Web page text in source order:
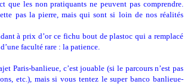
que les non pratiquants ne peuvent pas comprendre.
pas la pierre, mais qui sont si loin de nos réalités
à prix d’or ce fichu bout de plastoc qui a remplacé
faculté rare : la patience.
Paris-banlieue, c’est jouable (si le parcours n’est pas
etc.), mais si vous tentez le super banco banlieue-